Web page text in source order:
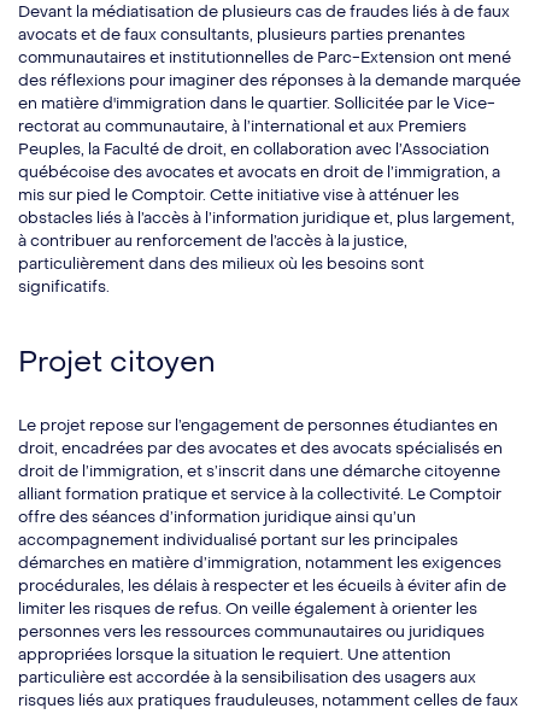
Devant la médiatisation de plusieurs cas de fraudes liés à de faux
avocats et de faux consultants, plusieurs parties prenantes
communautaires et institutionnelles de Parc-Extension ont mené
des réflexions pour imaginer des réponses à la demande marquée
en matière d'immigration dans le quartier. Sollicitée par le Vice-
rectorat au communautaire, à l’international et aux Premiers
Peuples, la Faculté de droit, en collaboration avec l’Association
québécoise des avocates et avocats en droit de l’immigration, a
mis sur pied le Comptoir. Cette initiative vise à atténuer les
obstacles liés à l’accès à l’information juridique et, plus largement,
à contribuer au renforcement de l’accès à la justice,
particulièrement dans des milieux où les besoins sont
significatifs.
Projet citoyen
Le projet repose sur l’engagement de personnes étudiantes en
droit, encadrées par des avocates et des avocats spécialisés en
droit de l’immigration, et s’inscrit dans une démarche citoyenne
alliant formation pratique et service à la collectivité. Le Comptoir
offre des séances d’information juridique ainsi qu’un
accompagnement individualisé portant sur les principales
démarches en matière d’immigration, notamment les exigences
procédurales, les délais à respecter et les écueils à éviter afin de
limiter les risques de refus. On veille également à orienter les
personnes vers les ressources communautaires ou juridiques
appropriées lorsque la situation le requiert. Une attention
particulière est accordée à la sensibilisation des usagers aux
risques liés aux pratiques frauduleuses, notamment celles de faux